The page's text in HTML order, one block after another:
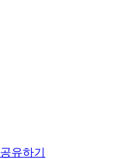
공유하기